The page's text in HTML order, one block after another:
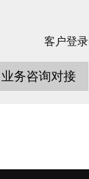
客户登录
业务咨询对接